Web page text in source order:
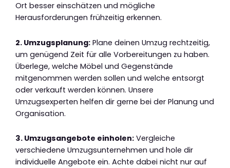
Ort besser einschätzen und mögliche
Herausforderungen frühzeitig erkennen.
2. Umzugsplanung: Plane deinen Umzug rechtzeitig,
um genügend Zeit für alle Vorbereitungen zu haben.
Überlege, welche Möbel und Gegenstände
mitgenommen werden sollen und welche entsorgt
oder verkauft werden können. Unsere
Umzugsexperten helfen dir gerne bei der Planung und
Organisation.
3. Umzugsangebote einholen: Vergleiche
verschiedene Umzugsunternehmen und hole dir
individuelle Angebote ein. Achte dabei nicht nur auf